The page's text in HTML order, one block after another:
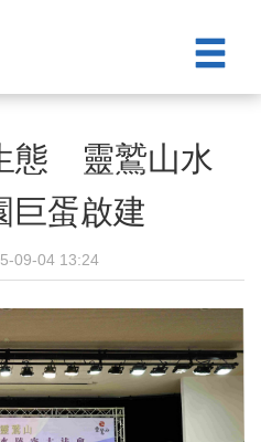
態 靈鷲山水
巨蛋啟建
09-04 13:24